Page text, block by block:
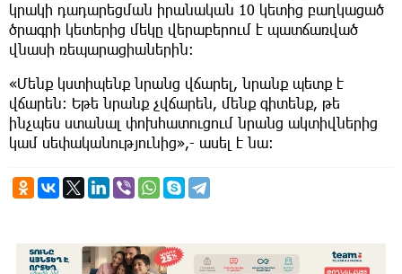
կրակի դադարեցման իրանական 10 կետից բաղկացած
ծրագրի կետերից մեկը վերաբերում է պատճառված
վնասի ռեպարացիաներին:
«Մենք կստիպենք նրանց վճարել, նրանք պետք է
վճարեն: Եթե նրանք չվճարեն, մենք գիտենք, թե
ինչպես ստանալ փոխհատուցում նրանց ակտիվներից
կամ սեփականությունից»,- ասել է նա: